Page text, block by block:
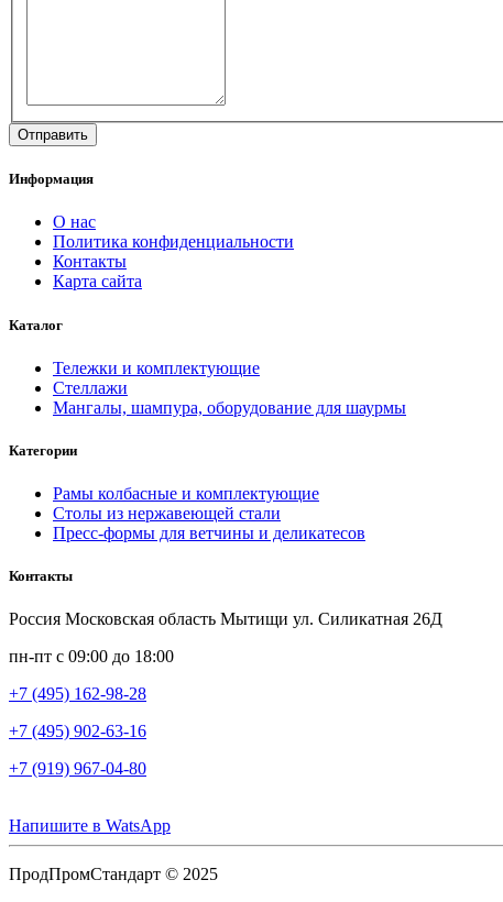
Информация
О нас
Политика конфиденциальности
Контакты
Карта сайта
Каталог
Тележки и комплектующие
Стеллажи
Мангалы, шампура, оборудование для шаурмы
Категории
Рамы колбасные и комплектующие
Столы из нержавеющей стали
Пресс-формы для ветчины и деликатесов
Контакты
Россия Московская область Мытищи ул. Силикатная 26Д
пн-пт с 09:00 до 18:00
+7 (495) 162-98-28
+7 (495) 902-63-16
+7 (919) 967-04-80
Напишите в WatsApp
ПродПромСтандарт © 2025